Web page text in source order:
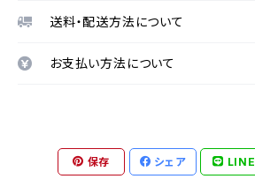
送料・配送方法について
お支払い方法について
保存 シェア LINE